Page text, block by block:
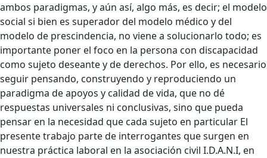
ambos paradigmas, y aún así, algo más, es decir; el modelo
social si bien es superador del modelo médico y del
modelo de prescindencia, no viene a solucionarlo todo; es
importante poner el foco en la persona con discapacidad
como sujeto deseante y de derechos. Por ello, es necesario
seguir pensando, construyendo y reproduciendo un
paradigma de apoyos y calidad de vida, que no dé
respuestas universales ni conclusivas, sino que pueda
pensar en la necesidad que cada sujeto en particular El
presente trabajo parte de interrogantes que surgen en
nuestra práctica laboral en la asociación civil I.D.A.N.I, en